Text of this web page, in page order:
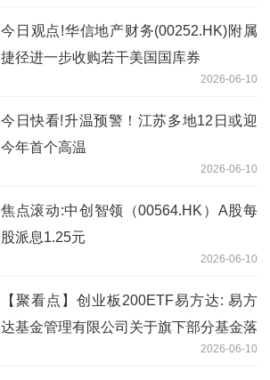
今日观点!华信地产财务(00252.HK)附属
捷径进一步收购若干美国国库券
2026-06-10
今日快看!升温预警！江苏多地12日或迎
今年首个高温
2026-06-10
焦点滚动:中创智领（00564.HK）A股每
股派息1.25元
2026-06-10
【聚看点】创业板200ETF易方达: 易方
达基金管理有限公司关于旗下部分基金落
实创业板中盘200指数编制方案修订相关
2026-06-10